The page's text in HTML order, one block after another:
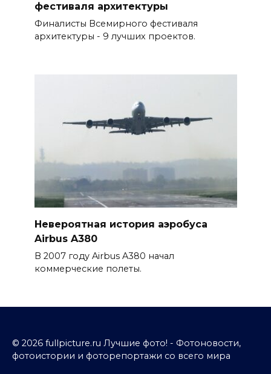
фестиваля архитектуры
Финалисты Всемирного фестиваля
архитектуры - 9 лучших проектов.
Невероятная история аэробуса
Airbus A380
В 2007 году Airbus A380 начал
коммерческие полеты.
© 2026 fullpicture.ru Лучшие фото! - Фотоновости,
фотоистории и фоторепортажи со всего мира